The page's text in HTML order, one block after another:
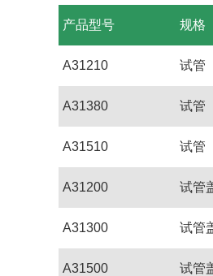
产品型号 规格
A31210 试管
A31380 试管
A31510 试管
A31200 试管
A31300 试管
A31500 试管